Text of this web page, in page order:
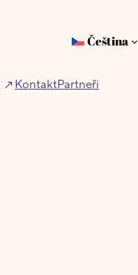
Čeština
KontaktPartneři